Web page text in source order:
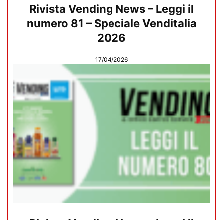
Rivista Vending News – Leggi il
numero 81 – Speciale Venditalia
2026
17/04/2026